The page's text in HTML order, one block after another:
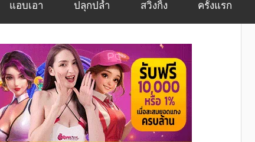
แอบเอา ปลุกปล้ำ สวิงกิ้ง ครั้งแรก